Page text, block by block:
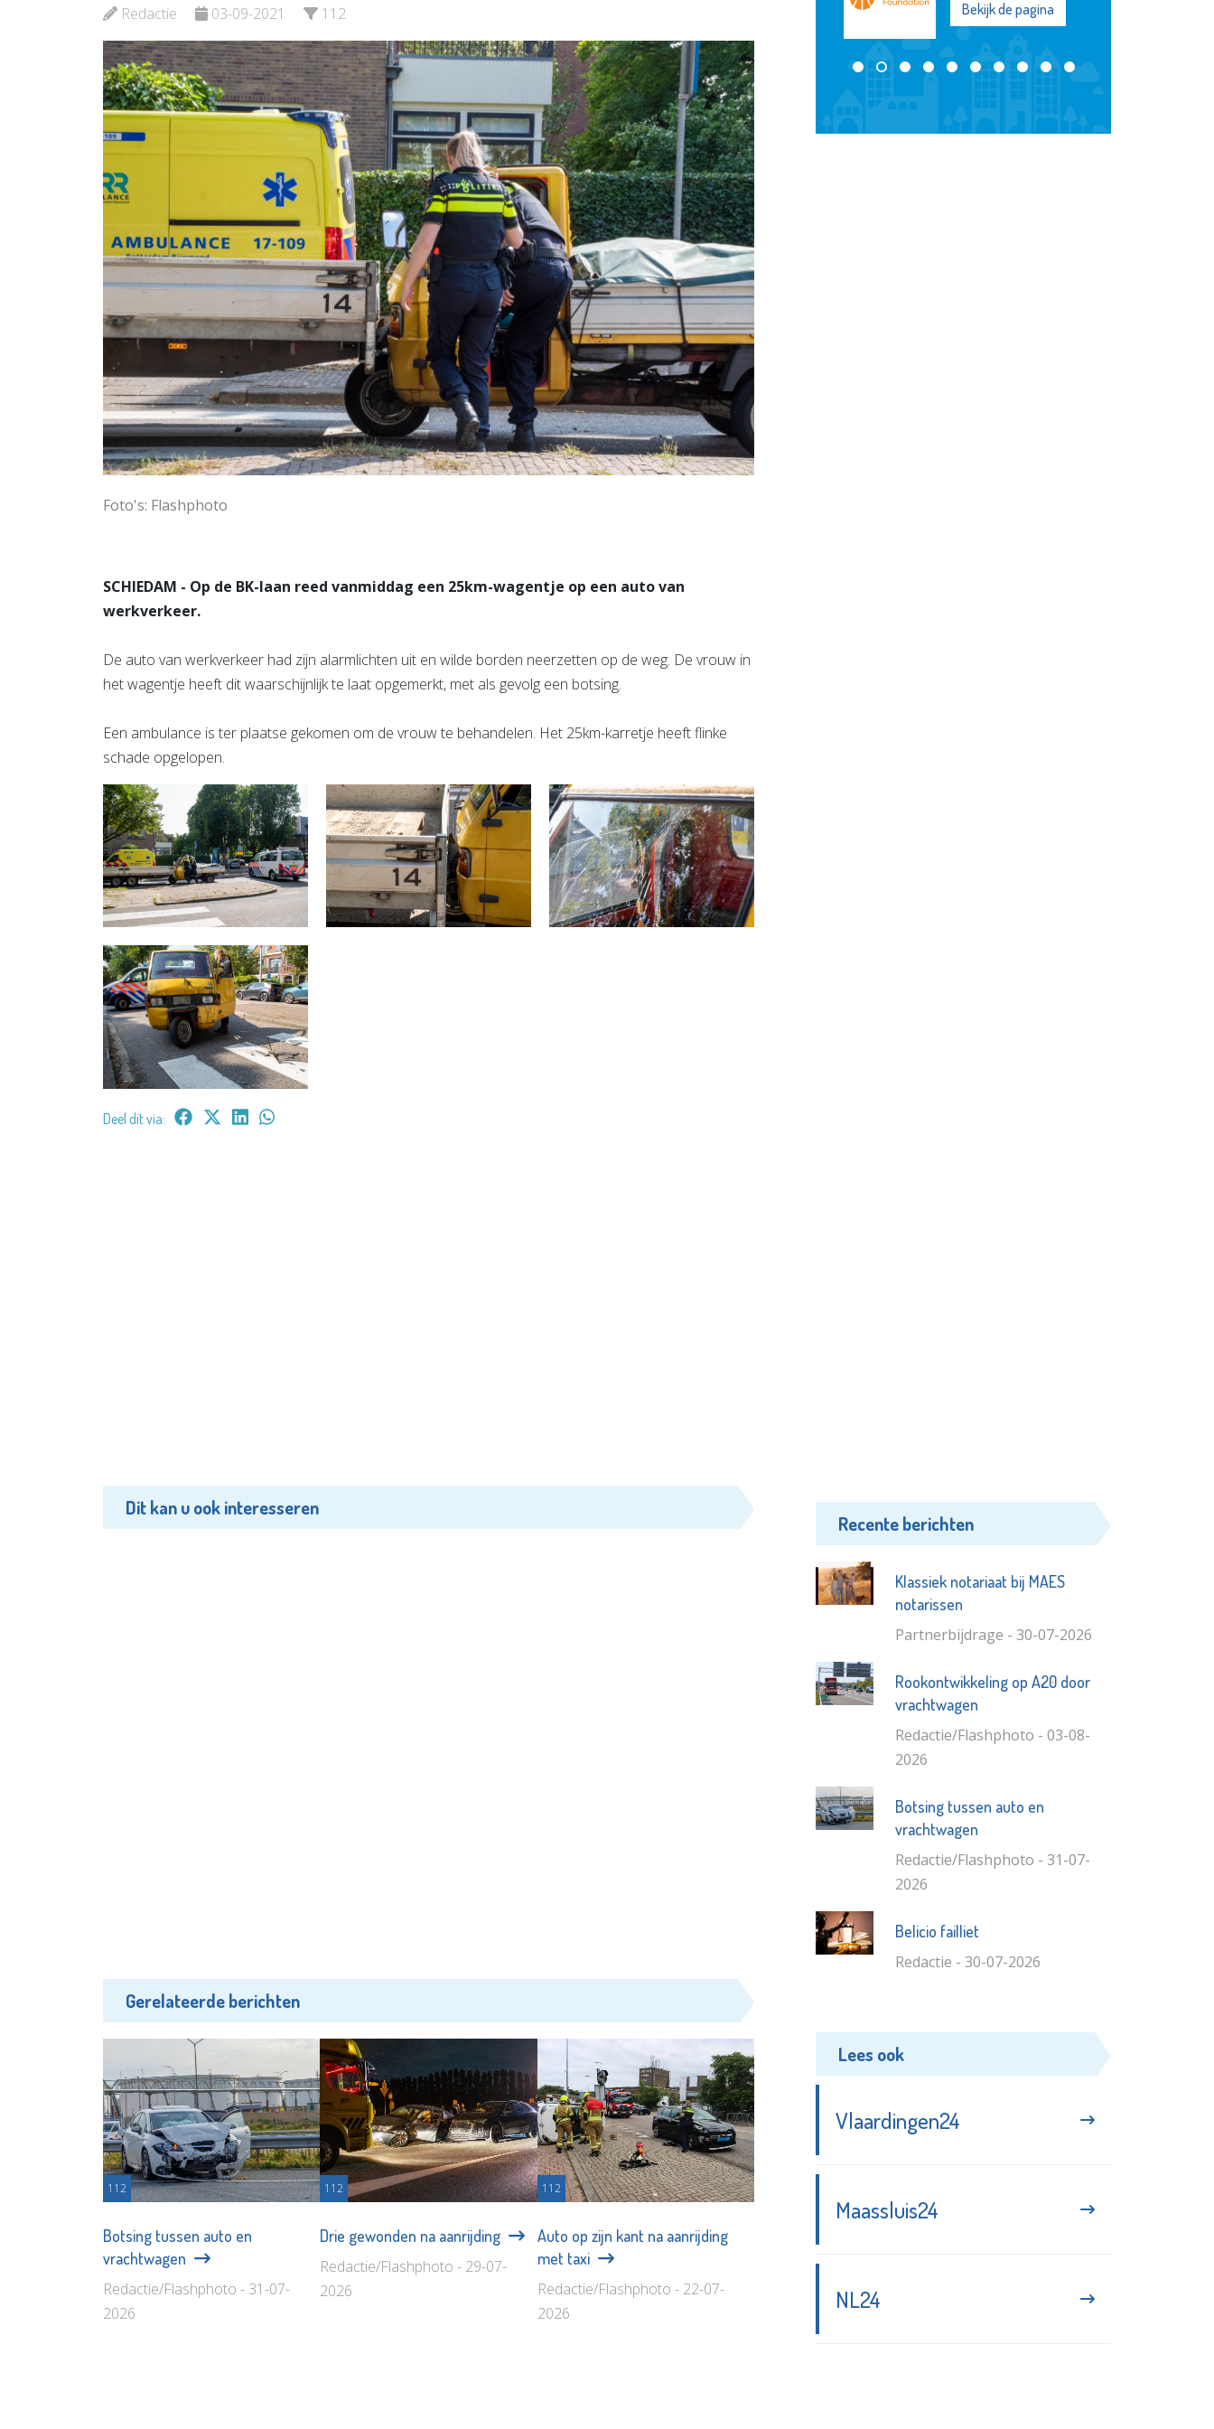
Redactie 03-09-2021 112
Foto's: Flashphoto
SCHIEDAM - Op de BK-laan reed vanmiddag een 25km-wagentje op een auto van
werkverkeer.
De auto van werkverkeer had zijn alarmlichten uit en wilde borden neerzetten op de weg. De vrouw in
het wagentje heeft dit waarschijnlijk te laat opgemerkt, met als gevolg een botsing.
Een ambulance is ter plaatse gekomen om de vrouw te behandelen. Het 25km-karretje heeft flinke
schade opgelopen.
Deel dit via:
Dit kan u ook interesseren
Gerelateerde berichten
112
Botsing tussen auto en
vrachtwagen
Redactie/Flashphoto - 31-07-
2026
112
Drie gewonden na aanrijding
Redactie/Flashphoto - 29-07-
2026
112
Auto op zijn kant na aanrijding
met taxi
Redactie/Flashphoto - 22-07-
2026
Bekijk de pagina Bekijk de pagina
Recente berichten
Klassiek notariaat bij MAES
notarissen
Partnerbijdrage - 30-07-2026
Rookontwikkeling op A20 door
vrachtwagen
Redactie/Flashphoto - 03-08-
2026
Botsing tussen auto en
vrachtwagen
Redactie/Flashphoto - 31-07-
2026
Belicio failliet
Redactie - 30-07-2026
Lees ook
Vlaardingen24
Maassluis24
NL24